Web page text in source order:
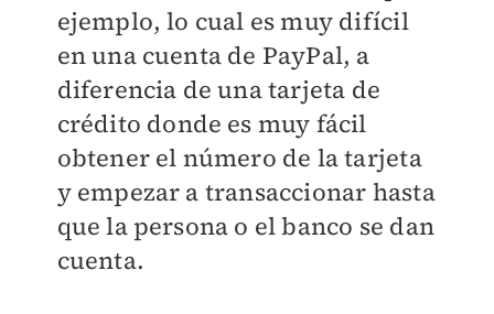
ejemplo, lo cual es muy difícil
en una cuenta de PayPal, a
diferencia de una tarjeta de
crédito donde es muy fácil
obtener el número de la tarjeta
y empezar a transaccionar hasta
que la persona o el banco se dan
cuenta.